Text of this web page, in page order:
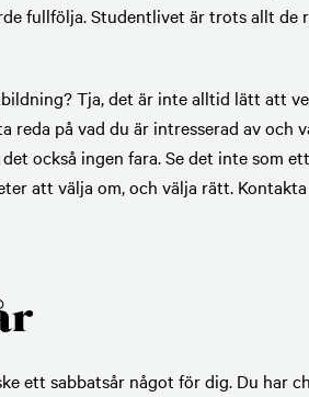
fullfölja. Studentlivet är trots allt de
Tja, det är inte alltid lätt att
reda på vad du är intresserad av
också ingen fara. Se det inte som
att välja om, och välja rätt.
ett sabbatsår något för dig. Du har